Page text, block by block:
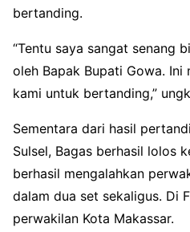
bertanding.
“Tentu saya sangat senang
oleh Bapak Bupati Gowa. Ini
kami untuk bertanding,”
Sementara dari hasil
Sulsel, Bagas berhasil lolos
berhasil mengalahkan
dalam dua set sekaligus. Di
perwakilan Kota Makassar.